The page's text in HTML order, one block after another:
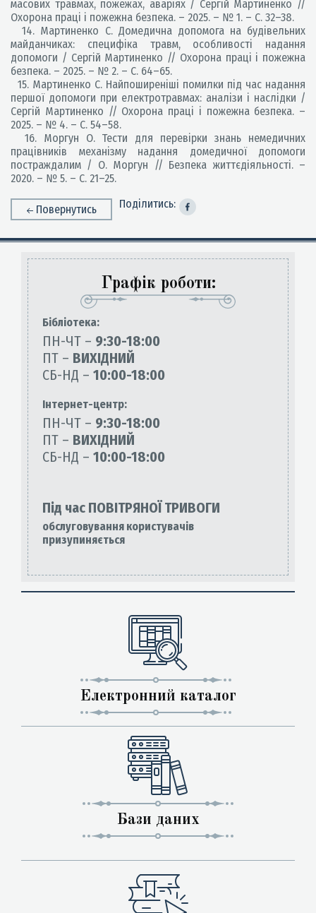
масових травмах, пожежах, аваріях / Сергій Мартиненко //
Охорона праці і пожежна безпека. – 2025. – № 1. – С. 32–38.
14. Мартиненко С. Домедична допомога на будівельних
майданчиках: специфіка травм, особливості надання
допомоги / Сергій Мартиненко // Охорона праці і пожежна
безпека. – 2025. – № 2. – С. 64–65.
15. Мартиненко С. Найпоширеніші помилки під час надання
першої допомоги при електротравмах: аналізи і наслідки /
Сергій Мартиненко // Охорона праці і пожежна безпека. –
2025. – № 4. – С. 54–58.
16. Моргун О. Тести для перевірки знань немедичних
працівників механізму надання домедичної допомоги
постраждалим / О. Моргун // Безпека життєдіяльності. –
2020. – № 5. – С. 21–25.
Повернутись Поділитись:
Графік роботи:
Бiблiотека:
ПН-ЧТ – 9:30-18:00
ПТ – ВИХІДНИЙ
СБ-НД – 10:00-18:00
Інтернет-центр:
ПН-ЧТ – 9:30-18:00
ПТ – ВИХІДНИЙ
СБ-НД – 10:00-18:00
Під час ПОВІТРЯНОЇ ТРИВОГИ
обслуговування користувачів
призупиняється
Електронний каталог
Бази даних